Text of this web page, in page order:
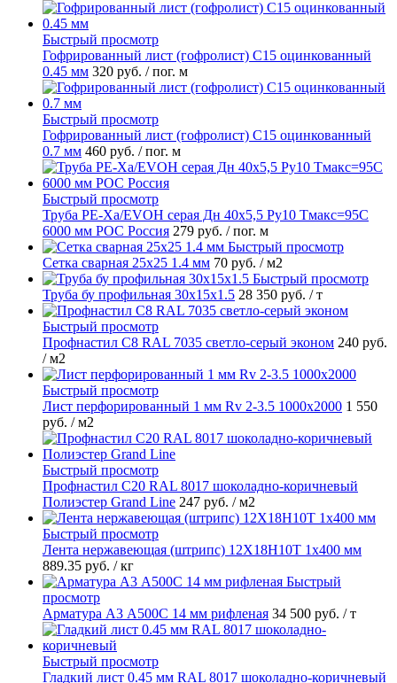
Быстрый просмотр
Гофрированный лист (гофролист) С15 оцинкованный
0.45 мм 320 руб. / пог. м
Быстрый просмотр
Гофрированный лист (гофролист) С15 оцинкованный
0.7 мм 460 руб. / пог. м
Быстрый просмотр
Труба PE-Xa/EVOH серая Дн 40х5,5 Ру10 Тмакс=95C
6000 мм РОС Россия 279 руб. / пог. м
Быстрый просмотр
Сетка сварная 25х25 1.4 мм 70 руб. / м2
Быстрый просмотр
Труба бу профильная 30х15х1.5 28 350 руб. / т
Быстрый просмотр
Профнастил С8 RAL 7035 светло-серый эконом 240 руб.
/ м2
Быстрый просмотр
Лист перфорированный 1 мм Rv 2-3.5 1000х2000 1 550
руб. / м2
Быстрый просмотр
Профнастил С20 RAL 8017 шоколадно-коричневый
Полиэстер Grand Line 247 руб. / м2
Быстрый просмотр
Лента нержавеющая (штрипс) 12Х18Н10Т 1х400 мм
889.35 руб. / кг
Быстрый
просмотр
Арматура А3 А500С 14 мм рифленая 34 500 руб. / т
Быстрый просмотр
Гладкий лист 0.45 мм RAL 8017 шоколадно-коричневый